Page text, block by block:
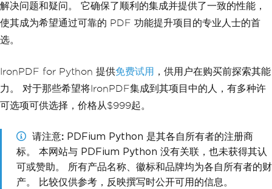
解决问题和疑问。 它确保了顺利的集成并提供了一致的性能，
使其成为希望通过可靠的 PDF 功能提升项目的专业人士的首
选。
IronPDF for Python 提供免费试用 ，供用户在购买前探索其能
力。 对于那些希望将IronPDF集成到其项目中的人，有多种许
可选项可供选择，价格从$999起。
请注意 PDFium Python 是其各自所有者的注册商
标。 本网站与 PDFium Python 没有关联，也未获得其认
可或赞助。 所有产品名称、徽标和品牌均为各自所有者的财
产。 比较仅供参考，反映撰写时公开可用的信息。